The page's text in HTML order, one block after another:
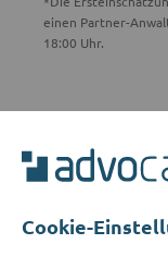
einen Partner-
18:00 Uhr.
Unser Serviceteam
E-Mail:
Cookie-